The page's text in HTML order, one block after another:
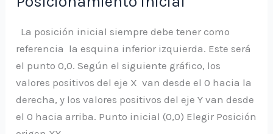
mediante
la
pantalla
controladora
La posición inicial siempre debe tener como
referencia la esquina inferior izquierda. Este será
el punto 0,0. Según el siguiente gráfico, los
valores positivos del eje X van desde el 0 hacia la
derecha, y los valores positivos del eje Y van desde
el 0 hacia arriba. Punto inicial (0,0) Elegir Posición